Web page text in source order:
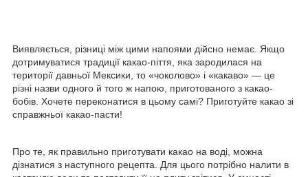
Виявляється, різниці між цими напоями дійсно немає. Якщо
дотримуватися традиції какао-піття, яка зародилася на
території давньої Мексики, то «чоколово» і «какаво» — це
різні назви одного й того ж напою, приготованого з какао-
бобів. Хочете переконатися в цьому самі? Приготуйте какао зі
справжньої какао-пасти!
Про те, як правильно приготувати какао на воді, можна
дізнатися з наступного рецепта. Для цього потрібно налити в